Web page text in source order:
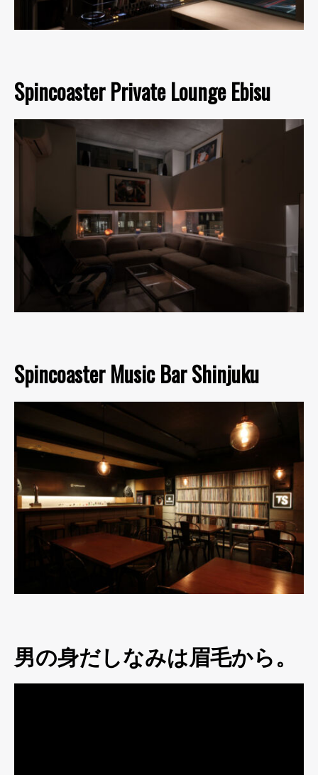
Spincoaster Private Lounge Ebisu
Spincoaster Music Bar Shinjuku
男の身だしなみは眉毛から。